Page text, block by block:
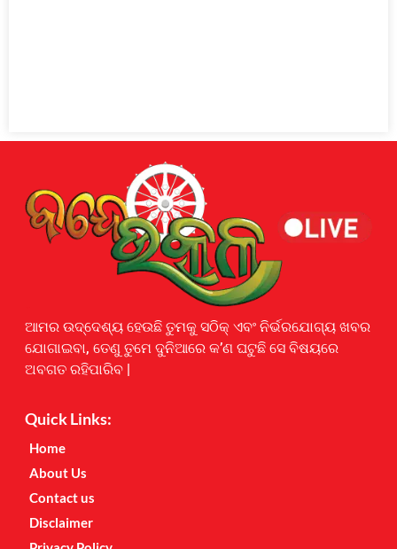
ଆମର ଉଦ୍ଦେଶ୍ୟ ହେଉଛି ତୁମକୁ ସଠିକ୍ ଏବଂ ନିର୍ଭରଯୋଗ୍ୟ ଖବର
ଯୋଗାଇବା, ତେଣୁ ତୁମେ ଦୁନିଆରେ କ’ଣ ଘଟୁଛି ସେ ବିଷୟରେ
ଅବଗତ ରହିପାରିବ |
Quick Links:
Home
About Us
Contact us
Disclaimer